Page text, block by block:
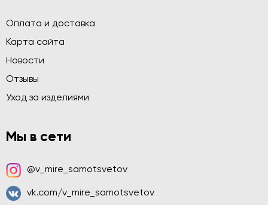
Оплата и доставка
Карта сайта
Новости
Отзывы
Уход за изделиями
Мы в сети
@v_mire_samotsvetov
vk.com/v_mire_samotsvetov